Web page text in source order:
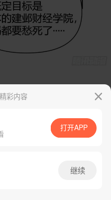
App免费看
彩内容
打开APP
继续